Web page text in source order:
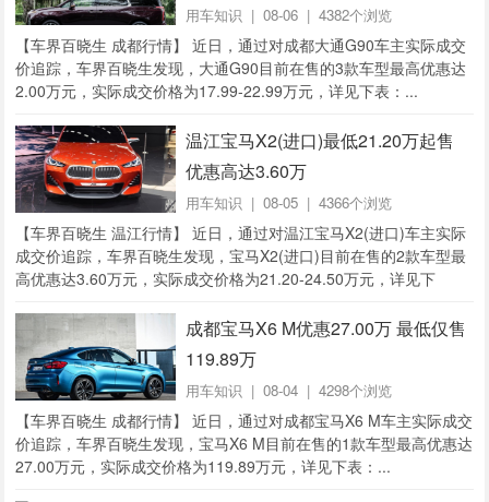
用车知识 | 08-06 | 4382个浏览
【车界百晓生 成都行情】 近日，通过对成都大通G90车主实际成交
价追踪，车界百晓生发现，大通G90目前在售的3款车型最高优惠达
2.00万元，实际成交价格为17.99-22.99万元，详见下表：...
温江宝马X2(进口)最低21.20万起售
优惠高达3.60万
用车知识 | 08-05 | 4366个浏览
【车界百晓生 温江行情】 近日，通过对温江宝马X2(进口)车主实际
成交价追踪，车界百晓生发现，宝马X2(进口)目前在售的2款车型最
高优惠达3.60万元，实际成交价格为21.20-24.50万元，详见下
成都宝马X6 M优惠27.00万 最低仅售
119.89万
用车知识 | 08-04 | 4298个浏览
【车界百晓生 成都行情】 近日，通过对成都宝马X6 M车主实际成交
价追踪，车界百晓生发现，宝马X6 M目前在售的1款车型最高优惠达
27.00万元，实际成交价格为119.89万元，详见下表：...